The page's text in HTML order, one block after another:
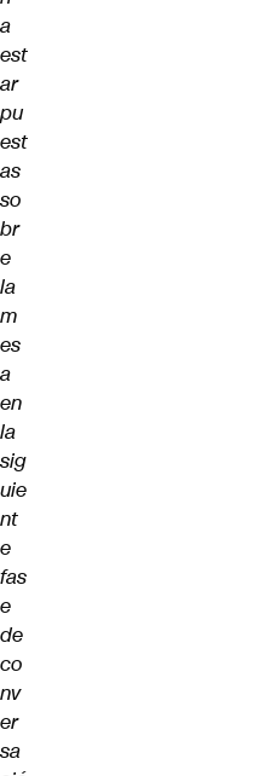
a
est
ar
pu
est
as
so
br
e
la
m
es
a
en
la
sig
uie
nt
e
fas
e
de
co
nv
er
sa